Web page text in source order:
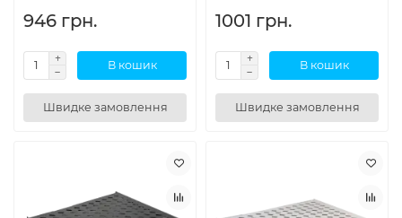
946 грн.
В кошик
Швидке замовлення
1001 грн.
В кошик
Швидке замовлення